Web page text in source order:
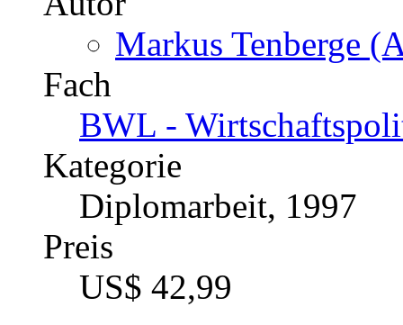
Markus Tenberge
Fach
BWL -
Kategorie
Diplomarbeit, 1997
Preis
US$ 42,99